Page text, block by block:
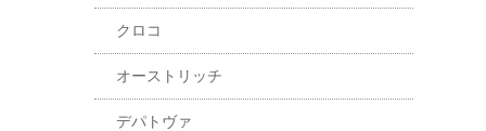
クロコ
オーストリッチ
デパトヴァ